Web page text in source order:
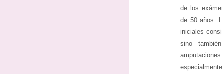
de los
de 50 años.
iniciales
sino